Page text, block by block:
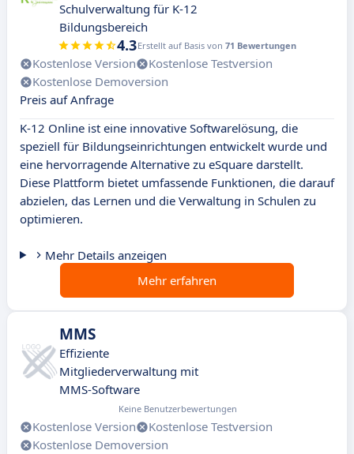
Schulverwaltung für K-12
Bildungsbereich
4.3Erstellt auf Basis von 71 Bewertungen
Kostenlose Version
Kostenlose Testversion
Kostenlose Demoversion
Preis auf Anfrage
K-12 Online ist eine innovative Softwarelösung, die
speziell für Bildungseinrichtungen entwickelt wurde und
eine hervorragende Alternative zu eSquare darstellt.
Diese Plattform bietet umfassende Funktionen, die darauf
abzielen, das Lernen und die Verwaltung in Schulen zu
optimieren.
Mehr Details anzeigen
Mehr erfahren
MMS
Effiziente
Mitgliederverwaltung mit
MMS-Software
Keine Benutzerbewertungen
Kostenlose Version
Kostenlose Testversion
Kostenlose Demoversion